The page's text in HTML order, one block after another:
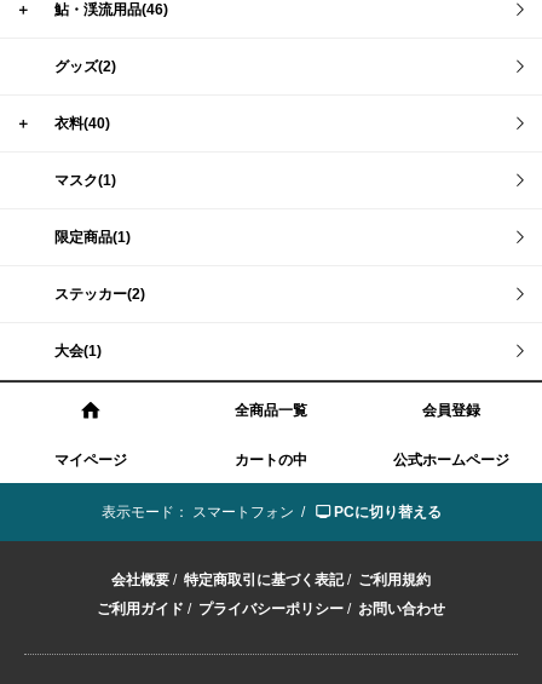
＋ 鮎・渓流用品(46)
グッズ(2)
＋ 衣料(40)
マスク(1)
限定商品(1)
ステッカー(2)
大会(1)
全商品一覧 会員登録
マイページ カートの中 公式ホームページ
表示モード： スマートフォン / PCに切り替える
会社概要 / 特定商取引に基づく表記/ ご利用規約
ご利用ガイド / プライバシーポリシー / お問い合わせ